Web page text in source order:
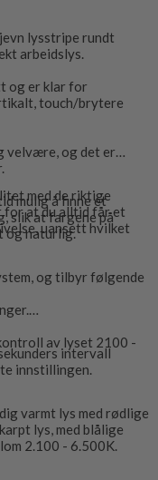
lysstripe rundt
arbeidslys.
og er klar for
touch/brytere
velvære, og det er
mulig å finne et
slik at fargene på
og naturlig.
med de riktige
for at du alltid får et
uansett hvilket
og tilbyr følgende
av lyset 2100 -
intervall
innstillingen.
varmt lys med rødlige
lys, med blålige
2.100 - 6.500K.